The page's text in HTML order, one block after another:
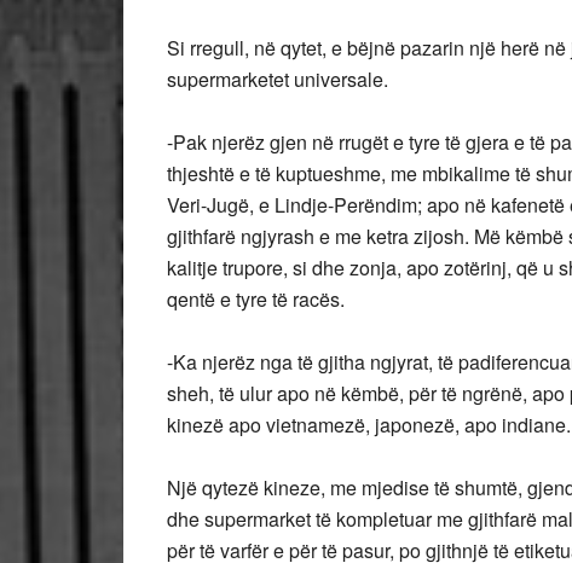
Si rregull, në qytet, e bëjnë pazarin një herë
supermarketet universale.
-Pak njerëz gjen në rrugët e tyre të gjera e të
thjeshtë e të kuptueshme, me mbikalime të
Veri-Jugë, e Lindje-Perëndim; apo në
gjithfarë ngjyrash e me ketra zijosh. Më
kalitje trupore, si dhe zonja, apo zotërinj, që u
qentë e tyre të racës.
-Ka njerëz nga të gjitha ngjyrat, të
sheh, të ulur apo në këmbë, për të ngrënë,
kinezë apo vietnamezë, japonezë, apo
Një qytezë kineze, me mjedise të shumtë,
dhe supermarket të kompletuar me gjithfarë
për të varfër e për të pasur, po gjithnjë të